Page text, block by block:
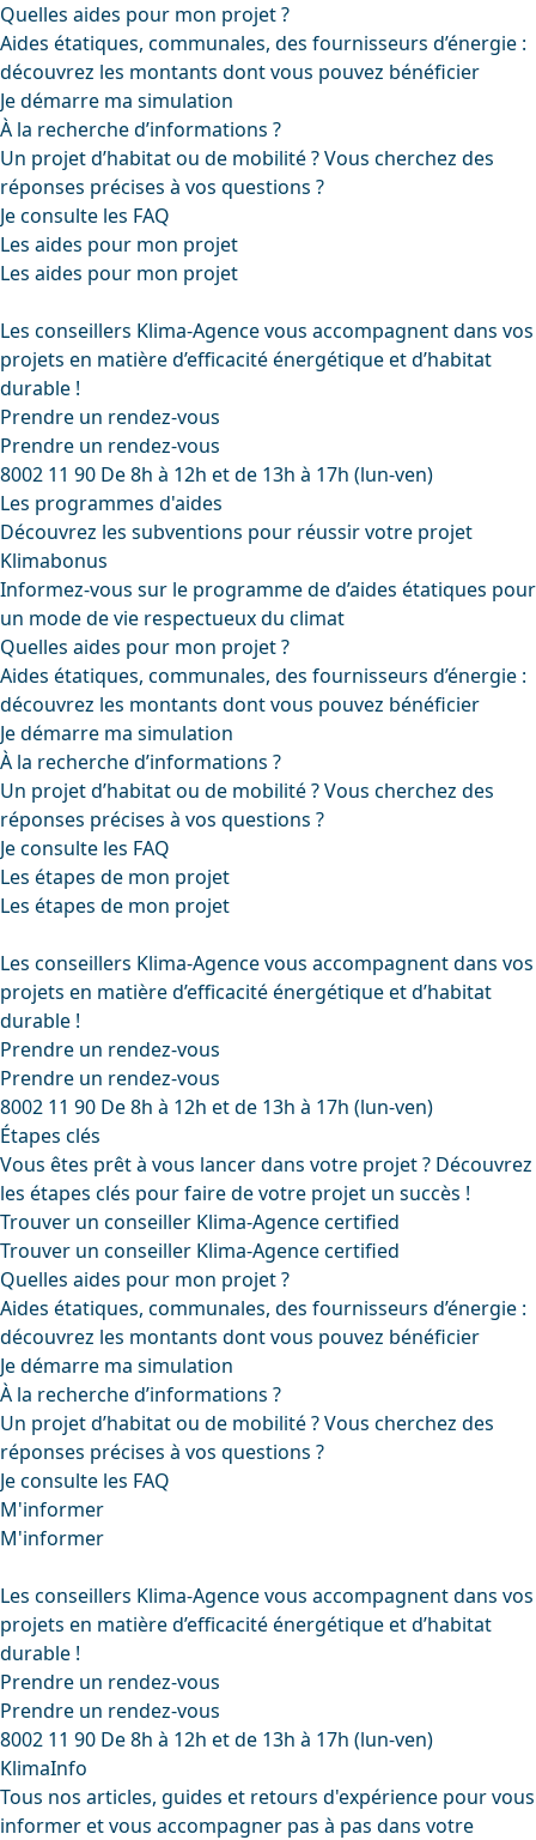
Quelles aides pour mon projet ?
Aides étatiques, communales, des fournisseurs d’énergie :
découvrez les montants dont vous pouvez bénéficier
Je démarre ma simulation
À la recherche d’informations ?
Un projet d’habitat ou de mobilité ? Vous cherchez des
réponses précises à vos questions ?
Je consulte les FAQ
Les aides pour mon projet
Les aides pour mon projet
Les conseillers Klima-Agence vous accompagnent dans vos
projets en matière d’efficacité énergétique et d’habitat
durable !
Prendre un rendez-vous
Prendre un rendez-vous
8002 11 90 De 8h à 12h et de 13h à 17h (lun-ven)
Les programmes d'aides
Découvrez les subventions pour réussir votre projet
Klimabonus
Informez-vous sur le programme de d’aides étatiques pour
un mode de vie respectueux du climat
Quelles aides pour mon projet ?
Aides étatiques, communales, des fournisseurs d’énergie :
découvrez les montants dont vous pouvez bénéficier
Je démarre ma simulation
À la recherche d’informations ?
Un projet d’habitat ou de mobilité ? Vous cherchez des
réponses précises à vos questions ?
Je consulte les FAQ
Les étapes de mon projet
Les étapes de mon projet
Les conseillers Klima-Agence vous accompagnent dans vos
projets en matière d’efficacité énergétique et d’habitat
durable !
Prendre un rendez-vous
Prendre un rendez-vous
8002 11 90 De 8h à 12h et de 13h à 17h (lun-ven)
Étapes clés
Vous êtes prêt à vous lancer dans votre projet ? Découvrez
les étapes clés pour faire de votre projet un succès !
Trouver un conseiller Klima-Agence certified
Trouver un conseiller Klima-Agence certified
Quelles aides pour mon projet ?
Aides étatiques, communales, des fournisseurs d’énergie :
découvrez les montants dont vous pouvez bénéficier
Je démarre ma simulation
À la recherche d’informations ?
Un projet d’habitat ou de mobilité ? Vous cherchez des
réponses précises à vos questions ?
Je consulte les FAQ
M'informer
M'informer
Les conseillers Klima-Agence vous accompagnent dans vos
projets en matière d’efficacité énergétique et d’habitat
durable !
Prendre un rendez-vous
Prendre un rendez-vous
8002 11 90 De 8h à 12h et de 13h à 17h (lun-ven)
KlimaInfo
Tous nos articles, guides et retours d'expérience pour vous
informer et vous accompagner pas à pas dans votre